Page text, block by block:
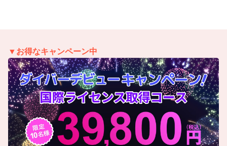
▼お得なキャンペーン中